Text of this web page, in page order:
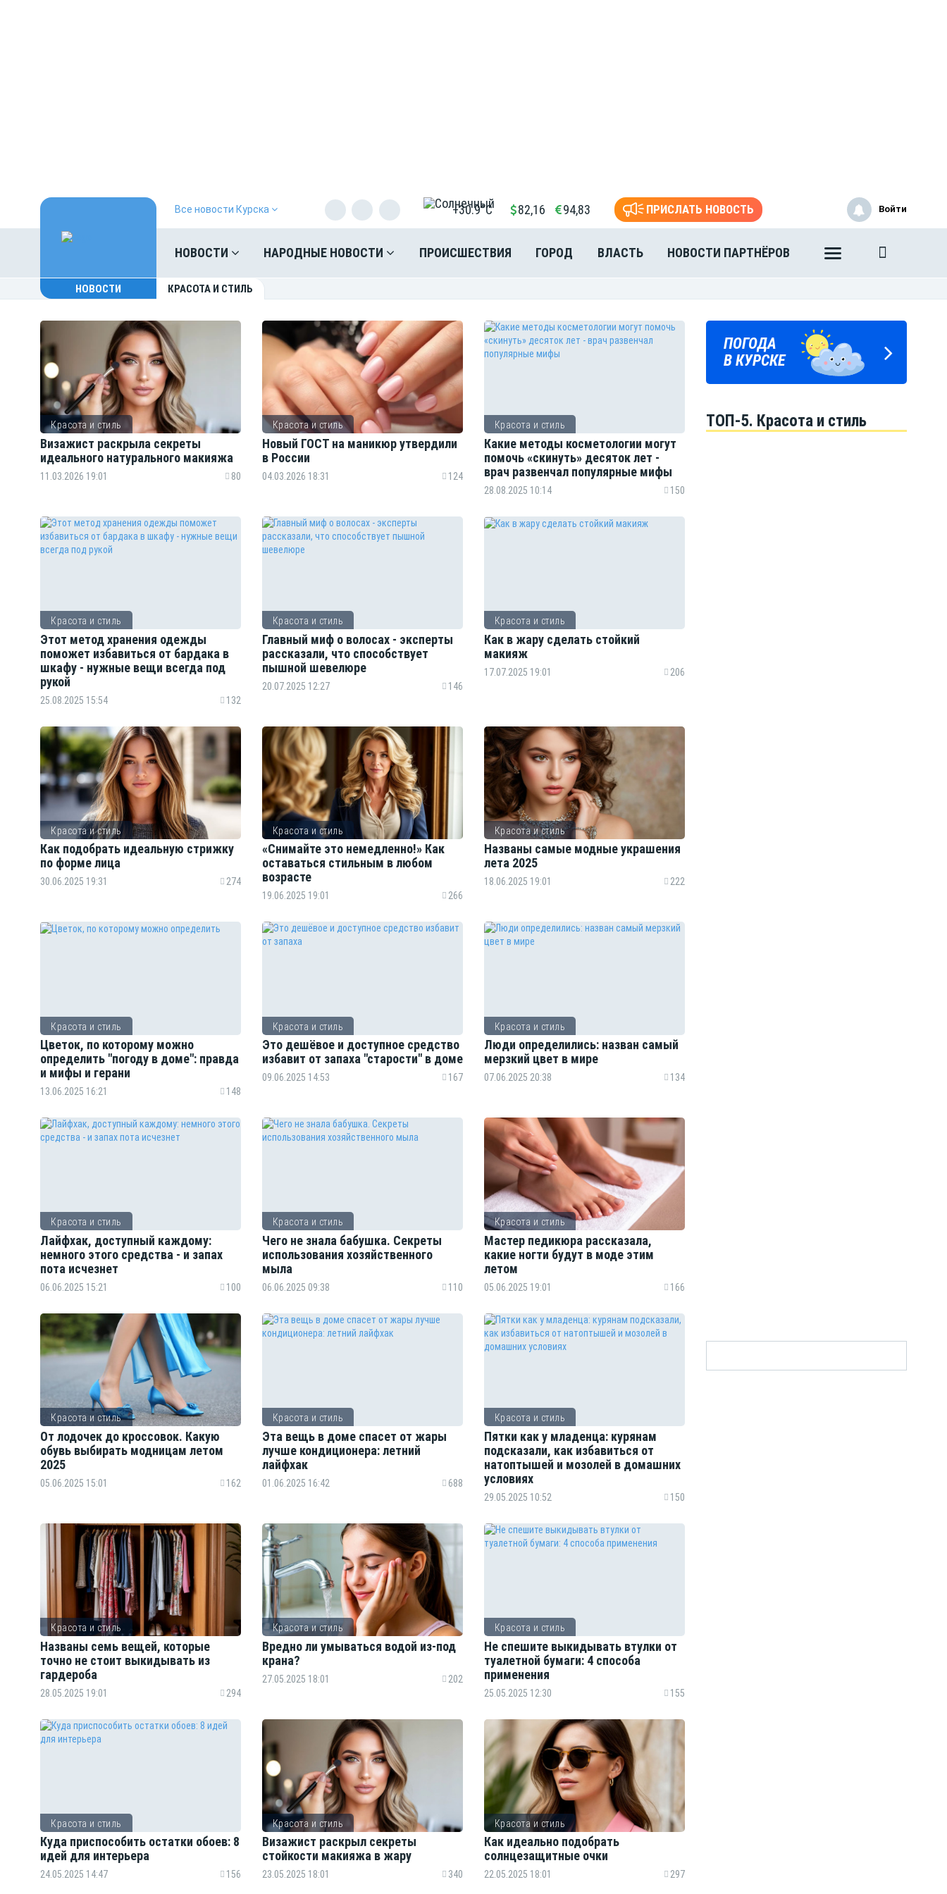
Все новости Курска +30.9°C 82,16 94,83 ПРИСЛАТЬ НОВОСТЬ
НОВОСТИ НАРОДНЫЕ НОВОСТИ ПРОИСШЕСТВИЯ ГОРОД ВЛАСТЬ НОВОСТИ ПАРТНЁРОВ
Войти
НОВОСТИ КРАСОТА И СТИЛЬ
Красота и стиль
Визажист раскрыла секреты
идеального натурального макияжа
11.03.2026 19:01 80
Красота и стиль
Новый ГОСТ на маникюр утвердили
в России
04.03.2026 18:31 124
Красота и стиль
Какие методы косметологии могут
помочь «скинуть» десяток лет -
врач развенчал популярные мифы
28.08.2025 10:14 150
Красота и стиль
Этот метод хранения одежды
поможет избавиться от бардака в
шкафу - нужные вещи всегда под
рукой
25.08.2025 15:54 132
Красота и стиль
Главный миф о волосах - эксперты
рассказали, что способствует
пышной шевелюре
20.07.2025 12:27 146
Красота и стиль
Как в жару сделать стойкий
макияж
17.07.2025 19:01 206
Красота и стиль
Как подобрать идеальную стрижку
по форме лица
30.06.2025 19:31 274
Красота и стиль
«Снимайте это немедленно!» Как
оставаться стильным в любом
возрасте
19.06.2025 19:01 266
Красота и стиль
Названы самые модные украшения
лета 2025
18.06.2025 19:01 222
Красота и стиль
Цветок, по которому можно
определить "погоду в доме": правда
и мифы и герани
13.06.2025 16:21 148
Красота и стиль
Это дешёвое и доступное средство
избавит от запаха "старости" в доме
09.06.2025 14:53 167
Красота и стиль
Люди определились: назван самый
мерзкий цвет в мире
07.06.2025 20:38 134
Красота и стиль
Лайфхак, доступный каждому:
немного этого средства - и запах
пота исчезнет
06.06.2025 15:21 100
Красота и стиль
Чего не знала бабушка. Секреты
использования хозяйственного
мыла
06.06.2025 09:38 110
Красота и стиль
Мастер педикюра рассказала,
какие ногти будут в моде этим
летом
05.06.2025 19:01 166
Красота и стиль
От лодочек до кроссовок. Какую
обувь выбирать модницам летом
2025
05.06.2025 15:01 162
Красота и стиль
Эта вещь в доме спасет от жары
лучше кондиционера: летний
лайфхак
01.06.2025 16:42 688
Красота и стиль
Пятки как у младенца: курянам
подсказали, как избавиться от
натоптышей и мозолей в домашних
условиях
29.05.2025 10:52 150
Красота и стиль
Названы семь вещей, которые
точно не стоит выкидывать из
гардероба
28.05.2025 19:01 294
Красота и стиль
Вредно ли умываться водой из-под
крана?
27.05.2025 18:01 202
Красота и стиль
Не спешите выкидывать втулки от
туалетной бумаги: 4 способа
применения
25.05.2025 12:30 155
Красота и стиль
Куда приспособить остатки обоев: 8
идей для интерьера
24.05.2025 14:47 156
Красота и стиль
Визажист раскрыл секреты
стойкости макияжа в жару
23.05.2025 18:01 340
Красота и стиль
Как идеально подобрать
солнцезащитные очки
22.05.2025 18:01 297
ПОГОДА
В КУРСКЕ
ГОРОСКОП
НА КАЖДЫЙ ДЕНЬ
ТОП-5. Красота и стиль